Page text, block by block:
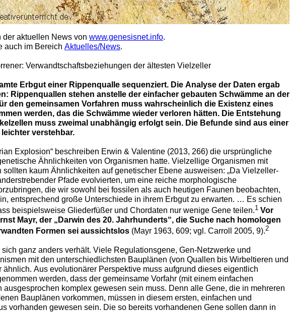
der aktuellen News von www.genesisnet.info.
auch im Bereich Aktuelles/News.
Verwandtschaftsbeziehungen der ältesten Vielzeller
Erbgut einer Rippenqualle sequenziert. Die Analyse der Daten ergab
Rippenquallen stehen anstelle der einfacher gebauten Schwämme an der
den gemeinsamen Vorfahren muss wahrscheinlich die Existenz eines
werden, das die Schwämme wieder verloren hätten. Die Entstehung
muss zweimal unabhängig erfolgt sein. Die Befunde sind aus einer
verstehbar.
Explosion“ beschreiben Erwin & Valentine (2013, 266) die ursprüngliche
Ähnlichkeiten von Organismen hatte. Vielzellige Organismen mit
kaum Ähnlichkeiten auf genetischer Ebene ausweisen: „Da Vielzeller-
Pfade evolvierten, um eine reiche morphologische
die wir sowohl bei fossilen als auch heutigen Faunen beobachten,
entsprechend große Unterschiede in ihrem Erbgut zu erwarten. … Es schien
beispielsweise Gliederfüßer und Chordaten nur wenige Gene teilen.1 Vor
Mayr, der „Darwin des 20. Jahrhunderts“, die Suche nach homologen
Formen sei aussichtslos (Mayr 1963, 609; vgl. Carroll 2005, 9).2
ganz anders verhält. Viele Regulationsgene, Gen-Netzwerke und
mit den unterschiedlichsten Bauplänen (von Quallen bis Wirbeltieren und
ähnlich. Aus evolutionärer Perspektive muss aufgrund dieses eigentlich
werden, dass der gemeinsame Vorfahr (mit einem einfachen
ausgesprochen komplex gewesen sein muss. Denn alle Gene, die in mehreren
Bauplänen vorkommen, müssen in diesem ersten, einfachen und
vorhanden gewesen sein. Die so bereits vorhandenen Gene sollen dann in